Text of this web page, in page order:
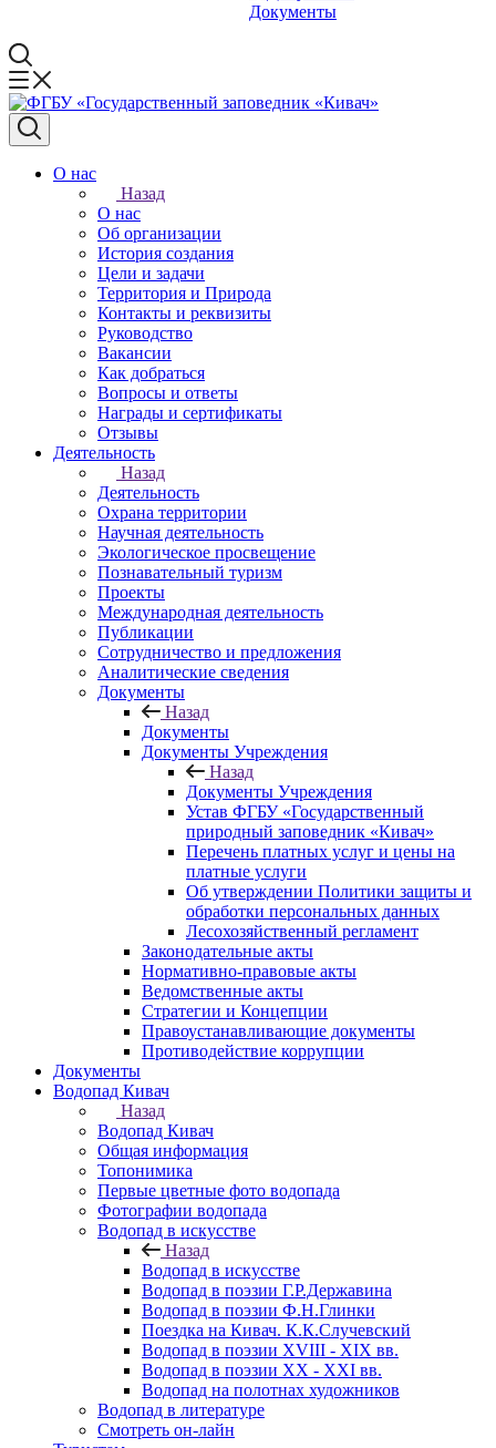
Документы
О нас
Назад
О нас
Об организации
История создания
Цели и задачи
Территория и Природа
Контакты и реквизиты
Руководство
Вакансии
Как добраться
Вопросы и ответы
Награды и сертификаты
Отзывы
Деятельность
Назад
Деятельность
Охрана территории
Научная деятельность
Экологическое просвещение
Познавательный туризм
Проекты
Международная деятельность
Публикации
Сотрудничество и предложения
Аналитические сведения
Документы
Назад
Документы
Документы Учреждения
Назад
Документы Учреждения
Устав ФГБУ «Государственный
природный заповедник «Кивач»
Перечень платных услуг и цены на
платные услуги
Об утверждении Политики защиты и
обработки персональных данных
Лесохозяйственный регламент
Законодательные акты
Нормативно-правовые акты
Ведомственные акты
Стратегии и Концепции
Правоустанавливающие документы
Противодействие коррупции
Документы
Водопад Кивач
Назад
Водопад Кивач
Общая информация
Топонимика
Первые цветные фото водопада
Фотографии водопада
Водопад в искусстве
Назад
Водопад в искусстве
Водопад в поэзии Г.Р.Державина
Водопад в поэзии Ф.Н.Глинки
Поездка на Кивач. К.К.Случевский
Водопад в поэзии XVIII - XIX вв.
Водопад в поэзии XX - XXI вв.
Водопад на полотнах художников
Водопад в литературе
Смотреть он-лайн